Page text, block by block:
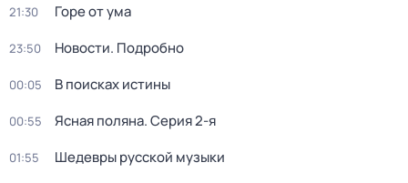
21:30 Горе от ума
23:50 Новости. Подробно
00:05 В поисках истины
00:55 Ясная поляна. Серия 2-я
01:55 Шедевры русской музыки